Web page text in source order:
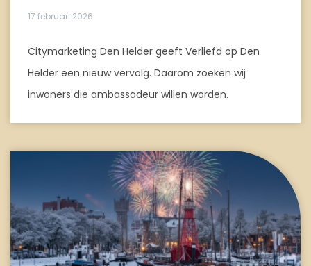
17 februari 2026
Citymarketing Den Helder geeft Verliefd op Den
Helder een nieuw vervolg. Daarom zoeken wij
inwoners die ambassadeur willen worden.